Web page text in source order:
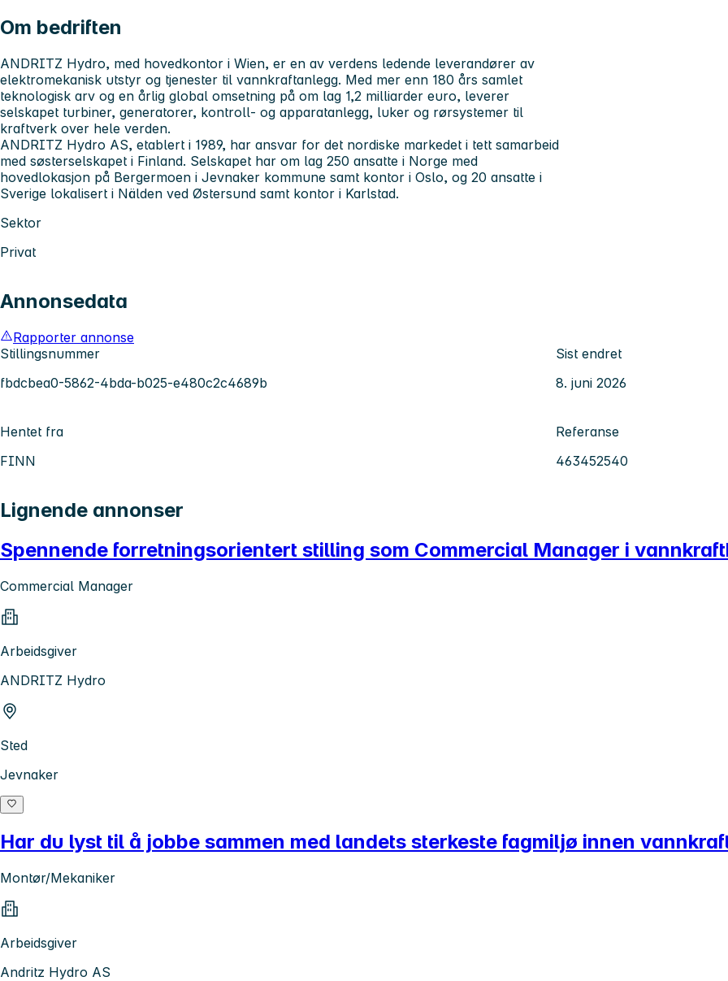
Om bedriften
ANDRITZ Hydro, med hovedkontor i Wien, er en av verdens ledende leverandører av
elektromekanisk utstyr og tjenester til vannkraftanlegg. Med mer enn 180 års samlet
teknologisk arv og en årlig global omsetning på om lag 1,2 milliarder euro, leverer
selskapet turbiner, generatorer, kontroll- og apparatanlegg, luker og rørsystemer til
kraftverk over hele verden.
ANDRITZ Hydro AS, etablert i 1989, har ansvar for det nordiske markedet i tett samarbeid
med søsterselskapet i Finland. Selskapet har om lag 250 ansatte i Norge med
hovedlokasjon på Bergermoen i Jevnaker kommune samt kontor i Oslo, og 20 ansatte i
Sverige lokalisert i Nälden ved Østersund samt kontor i Karlstad.
Sektor
Privat
Annonsedata
Rapporter annonse
Stillingsnummer
fbdcbea0-5862-4bda-b025-e480c2c4689b
Sist endret
8. juni 2026
Hentet fra
FINN
Referanse
463452540
Lignende annonser
Spennende forretningsorientert stilling som Commercial Manager i
Commercial Manager
Arbeidsgiver
ANDRITZ Hydro
Sted
Jevnaker
Har du lyst til å jobbe sammen med landets sterkeste fagmiljø innen
Montør/Mekaniker
Arbeidsgiver
Andritz Hydro AS